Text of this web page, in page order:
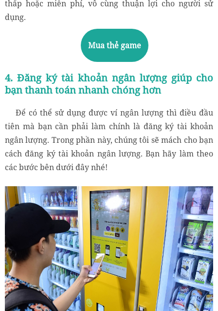
thấp hoặc miễn phí, vô cùng thuận lợi cho người sử
dụng.
Mua thẻ game
4. Đăng ký tài khoản ngân lượng giúp cho
bạn thanh toán nhanh chóng hơn
Để có thể sử dụng được ví ngân lượng thì điều đầu
tiên mà bạn cần phải làm chính là đăng ký tài khoản
ngân lượng. Trong phần này, chúng tôi sẽ mách cho bạn
cách đăng ký tài khoản ngân lượng. Bạn hãy làm theo
các bước bên dưới đây nhé!